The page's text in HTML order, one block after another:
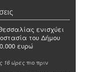
ενισχύει
του Δήμου
ευρώ
16 ώρες πιο πριν